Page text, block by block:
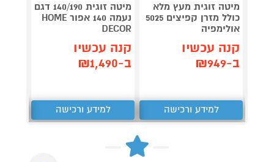
מיטה זוגית מעץ מלא
כולל מזרן קפיצים 5025
אולימפיה
קנה עכשיו
ב-₪949
למידע ורכישה
מיטה זוגית 140/190 דגם
נעמה 140 אפור HOME
DECOR
קנה עכשיו
ב-₪1,490
למידע ורכישה